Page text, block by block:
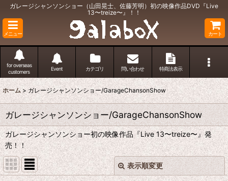
ガレージシャンソンショー（山田晃士、佐藤芳明）初の映像作品DVD『Live
13〜treize〜』！！
メニュー カート
for overseas
customers
Event カテゴリ 問い合わせ 特商法表示
ホーム > ガレージシャンソンショー/GarageChansonShow
ガレージシャンソンショー/GarageChansonShow
ガレージシャンソンショー初の映像作品『Live 13〜treize〜』発
売！！
表示順変更 閉じる